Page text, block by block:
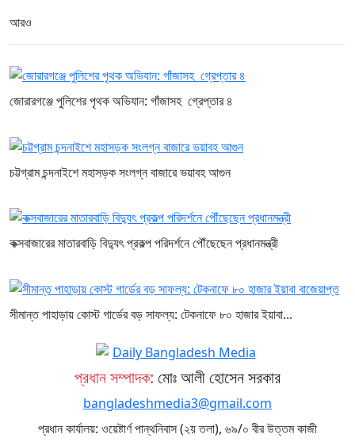
আরও
জোরারগঞ্জে পুলিশের পৃথক অভিযান: গাঁজাসহ গ্রেপ্তার ৪
চট্টগ্রাম চন্দনাইশে মহাসড়ক সংলগ্ন বাজারে ভয়াবহ আগুন
কক্সবাজারের মাতারবাড়ি বিদ্যুৎ প্রকল্প পরিদর্শনে পৌঁছেছেন প্রধানমন্ত্রী
সীমান্ত পাহাড়ায় কোস্ট গার্ডের বড় সাফল্য: টেকনাফে ৮০ হাজার ইয়াবা...
প্রধান সম্পাদক: মোঃ আলী হোসেন সরকার
bangladeshmedia3@gmail.com
প্রধান কার্যালয়: ওয়েষ্টার্ণ পান্থনিবাস (২য় তলা), ৬৯/০ বীর উত্তম কাজী